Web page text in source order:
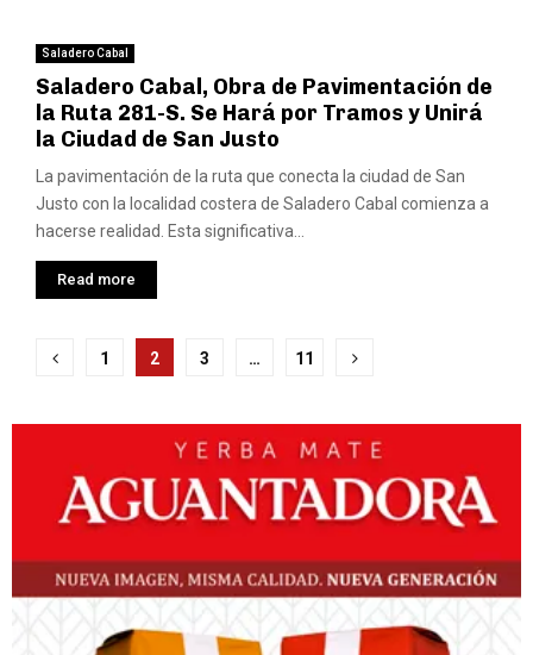
Saladero Cabal
Saladero Cabal, Obra de Pavimentación de
la Ruta 281-S. Se Hará por Tramos y Unirá
la Ciudad de San Justo
La pavimentación de la ruta que conecta la ciudad de San
Justo con la localidad costera de Saladero Cabal comienza a
hacerse realidad. Esta significativa...
Read more
Paginación
entradas
1 2 3 … 11